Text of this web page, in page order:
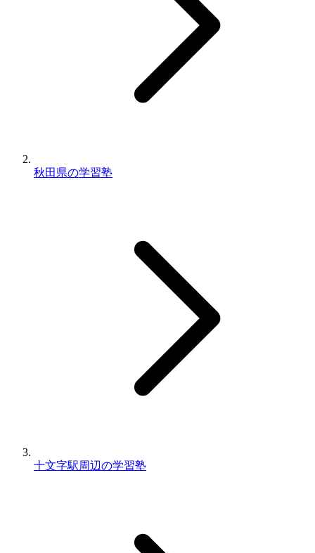
秋田県の学習塾
十文字駅周辺の学習塾